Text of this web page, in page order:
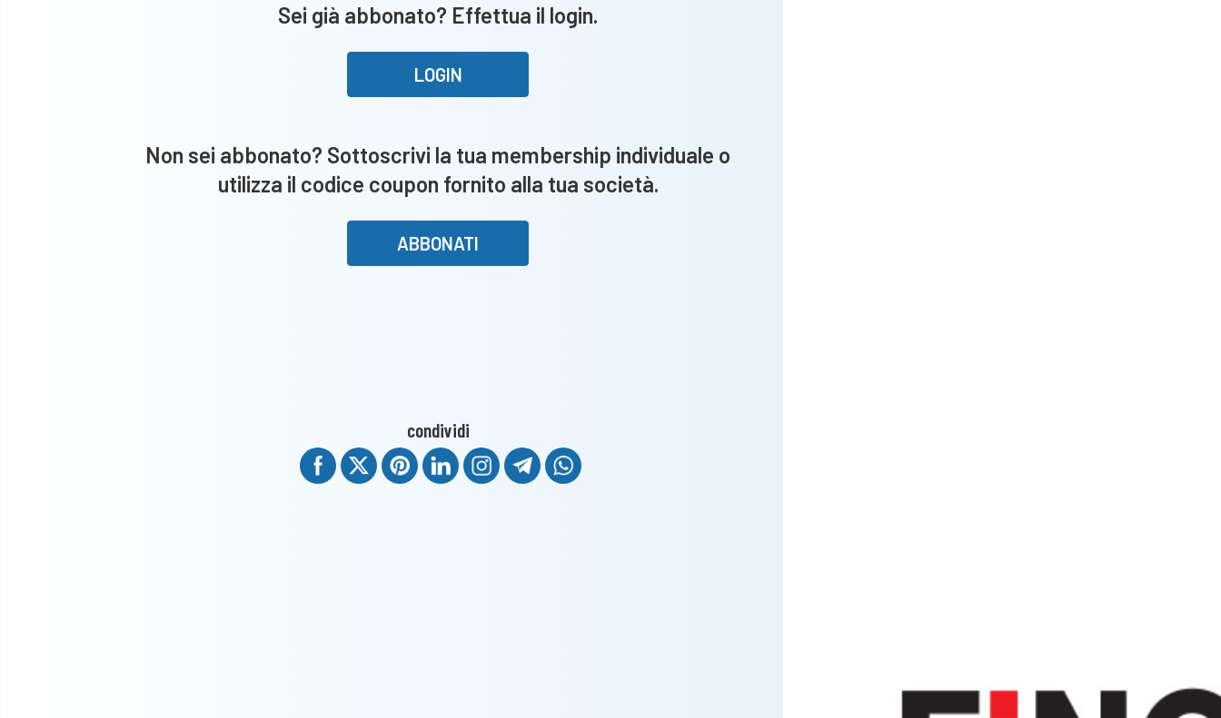
Sei già abbonato? Effettua il login.
LOGIN
Non sei abbonato? Sottoscrivi la tua membership individuale o
utilizza il codice coupon fornito alla tua società.
ABBONATI
condividi